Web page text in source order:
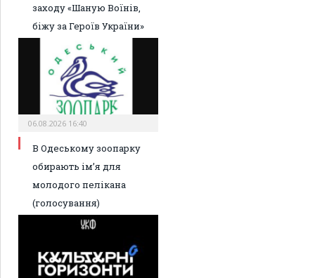
заходу «Шаную Воїнів,
біжу за Героїв України»
06.08.2026 16:40
В Одеському зоопарку
обирають ім’я для
молодого пелікана
(голосування)